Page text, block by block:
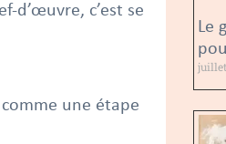
d’œuvre, c’est se
une étape
Le